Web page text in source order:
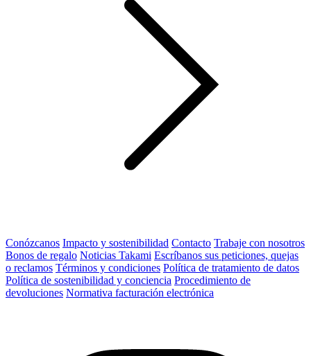
Conózcanos Impacto y sostenibilidad Contacto Trabaje con nosotros
Bonos de regalo Noticias Takami Escríbanos sus peticiones, quejas
o reclamos Términos y condiciones Política de tratamiento de datos
Política de sostenibilidad y conciencia Procedimiento de
devoluciones Normativa facturación electrónica